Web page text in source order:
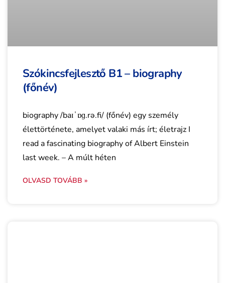
Szókincsfejlesztő B1 – biography
(főnév)
biography /baɪˈɒɡ.rə.fi/ (főnév) egy személy
élettörténete, amelyet valaki más írt; életrajz I
read a fascinating biography of Albert Einstein
last week. – A múlt héten
OLVASD TOVÁBB »